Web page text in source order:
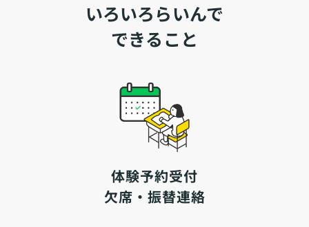
いろいろらいんで
できること
体験予約受付
欠席・振替連絡